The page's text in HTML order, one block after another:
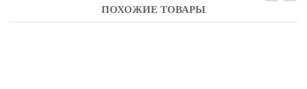
ПОХОЖИЕ ТОВАРЫ